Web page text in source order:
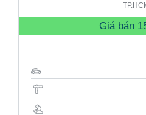
Giá bán